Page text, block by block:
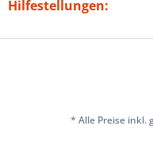
Hilfestellungen:
* Alle Preise inkl.